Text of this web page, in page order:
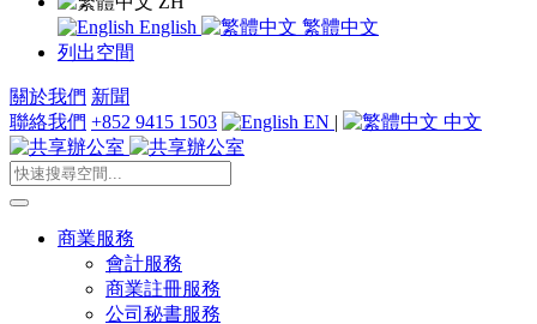
English
繁體中文
列出空間
關於我們 新聞
聯絡我們 +852 9415 1503 EN | 中文
商業服務
會計服務
商業註冊服務
公司秘書服務